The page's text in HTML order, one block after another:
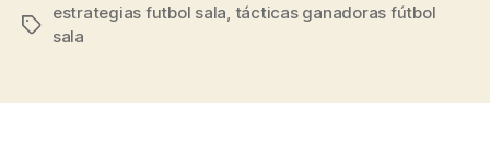
Fútbol
Etiquetas
estrategias futbol sala, tácticas ganadoras fútbol
sala